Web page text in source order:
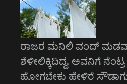
ರಾಜರ ಮನಿಲಿ ವಂದ್
ಶೆಳೀಲಿಕ್ಕಿದಿದ್ದ. ಅವನಿಗೆ
ಹೋಗಬೇಕು ಹೇಳಿರೆ